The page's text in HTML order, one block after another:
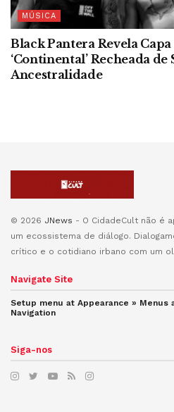
MÚSICA
Black Pantera Revela
‘Continental’ Recheada
Ancestralidade
© 2026 JNews - O CidadeCult não é
um ecossistema de diálogo.
crítico e o cotidiano irbano com um
Navigate Site
Setup menu at Appearance » Menus
Navigation
Siga-nos